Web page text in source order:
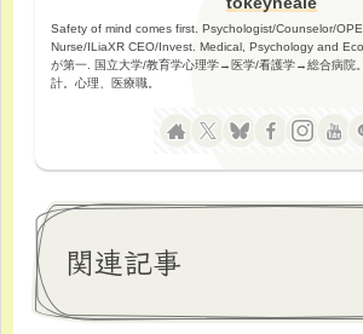
Safety of mind comes first. Psychologist/Counselor/
Nurse/ILiaXR CEO/Invest. Medical, Psychology and
が第一. 国立大学/教育学心理学→医学/看護学→総合病院
計。心理、医療職。
関連記事